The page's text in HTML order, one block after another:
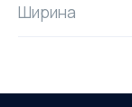
Ширина